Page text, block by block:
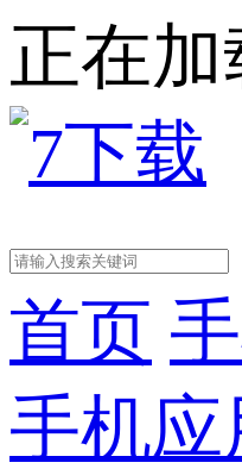
正在加
首页
手机应